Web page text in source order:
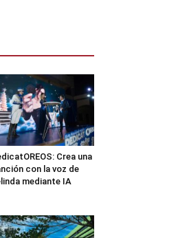
Crea una
con la voz de
mediante IA